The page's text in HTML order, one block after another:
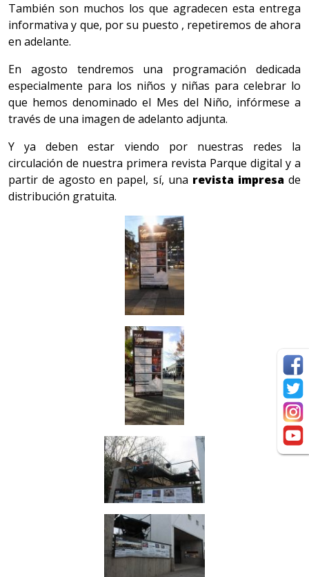
También son muchos los que agradecen esta entrega
informativa y que, por su puesto , repetiremos de ahora
en adelante.
En agosto tendremos una programación dedicada
especialmente para los niños y niñas para celebrar lo
que hemos denominado el Mes del Niño, infórmese a
través de una imagen de adelanto adjunta.
Y ya deben estar viendo por nuestras redes la
circulación de nuestra primera revista Parque digital y a
partir de agosto en papel, sí, una revista impresade
distribución gratuita.